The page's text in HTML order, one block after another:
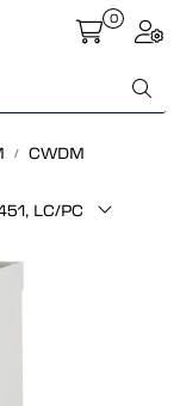
0
CWDM
LC/PC